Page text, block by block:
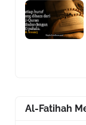
Al-Fatihah